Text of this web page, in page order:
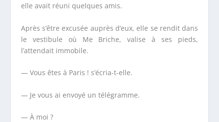
elle avait réuni quelques amis.
Après s’être excusée auprès d’eux, elle se rendit dans
le vestibule où Me Briche, valise à ses pieds,
l’attendait immobile.
— Vous êtes à Paris ! s’écria-t-elle.
— Je vous ai envoyé un télégramme.
— À moi ?